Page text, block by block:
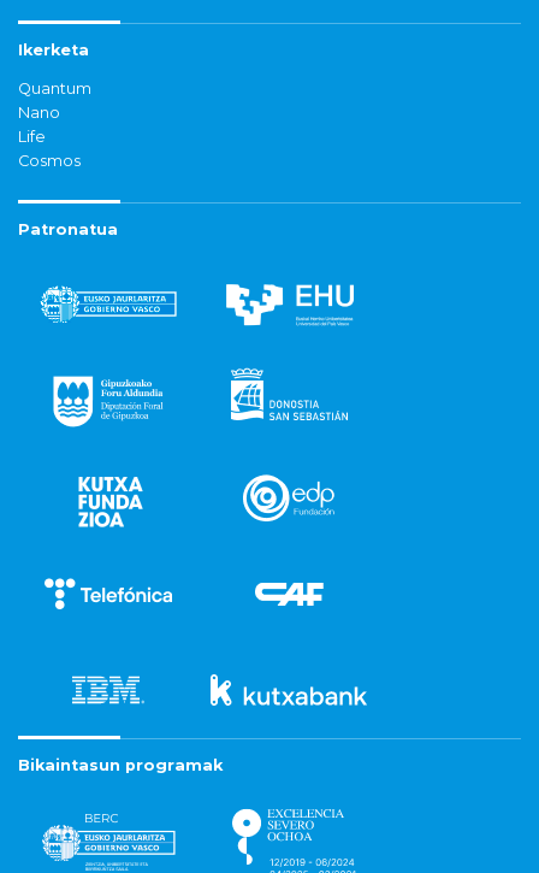
Ikerketa
Quantum
Nano
Life
Cosmos
Patronatua
Bikaintasun programak